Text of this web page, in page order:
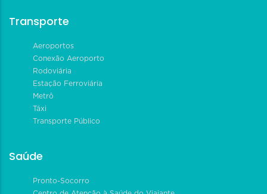
Transporte
Aeroportos
Conexão Aeroporto
Rodoviária
Estação Ferroviária
Metrô
Táxi
Transporte Público
Saúde
Pronto-Socorro